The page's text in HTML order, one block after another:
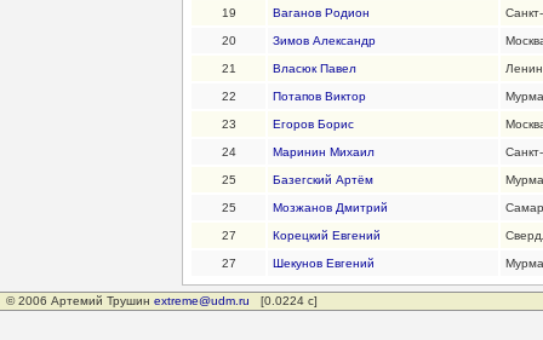
19 Ваганов Родион
20 Зимов Александр
21 Власюк Павел
22 Потапов Виктор
23 Егоров Борис
24 Маринин Михаил
25 Базегский Артём
25 Мозжанов Дмитрий
27 Корецкий Евгений
27 Шекунов Евгений
© 2006 Артемий Трушин extreme@udm.ru [0.0224 с]